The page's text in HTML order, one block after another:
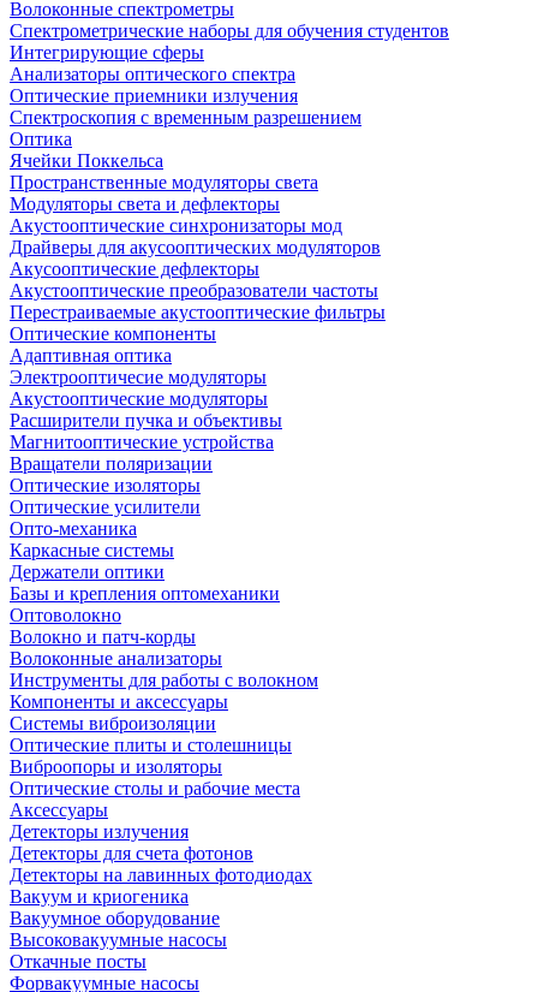
Волоконные спектрометры
Спектрометрические наборы для обучения студентов
Интегрирующие сферы
Анализаторы оптического спектра
Оптические приемники излучения
Спектроскопия с временным разрешением
Оптика
Ячейки Поккельса
Пространственные модуляторы света
Модуляторы света и дефлекторы
Акустооптические синхронизаторы мод
Драйверы для акусооптических модуляторов
Акусооптические дефлекторы
Акустооптические преобразователи частоты
Перестраиваемые акустооптические фильтры
Оптические компоненты
Адаптивная оптика
Электрооптичесие модуляторы
Акустооптические модуляторы
Расширители пучка и объективы
Магнитооптические устройства
Вращатели поляризации
Оптические изоляторы
Оптические усилители
Опто-механика
Каркасные системы
Держатели оптики
Базы и крепления оптомеханики
Оптоволокно
Волокно и патч-корды
Волоконные анализаторы
Инструменты для работы с волокном
Компоненты и аксессуары
Системы виброизоляции
Оптические плиты и столешницы
Виброопоры и изоляторы
Оптические столы и рабочие места
Аксессуары
Детекторы излучения
Детекторы для счета фотонов
Детекторы на лавинных фотодиодах
Вакуум и криогеника
Вакуумное оборудование
Высоковакуумные насосы
Откачные посты
Форвакуумные насосы